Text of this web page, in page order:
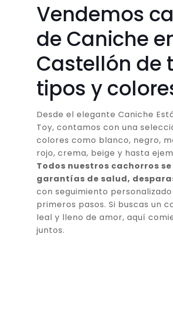
Vendemos
de Caniche
Castellón de
tipos y
Desde el elegante Caniche
Toy, contamos con una
colores como blanco, negro,
rojo, crema, beige y hasta
Todos nuestros cachorros
garantías de salud,
con seguimiento
primeros pasos. Si buscas un
leal y lleno de amor, aquí
juntos.